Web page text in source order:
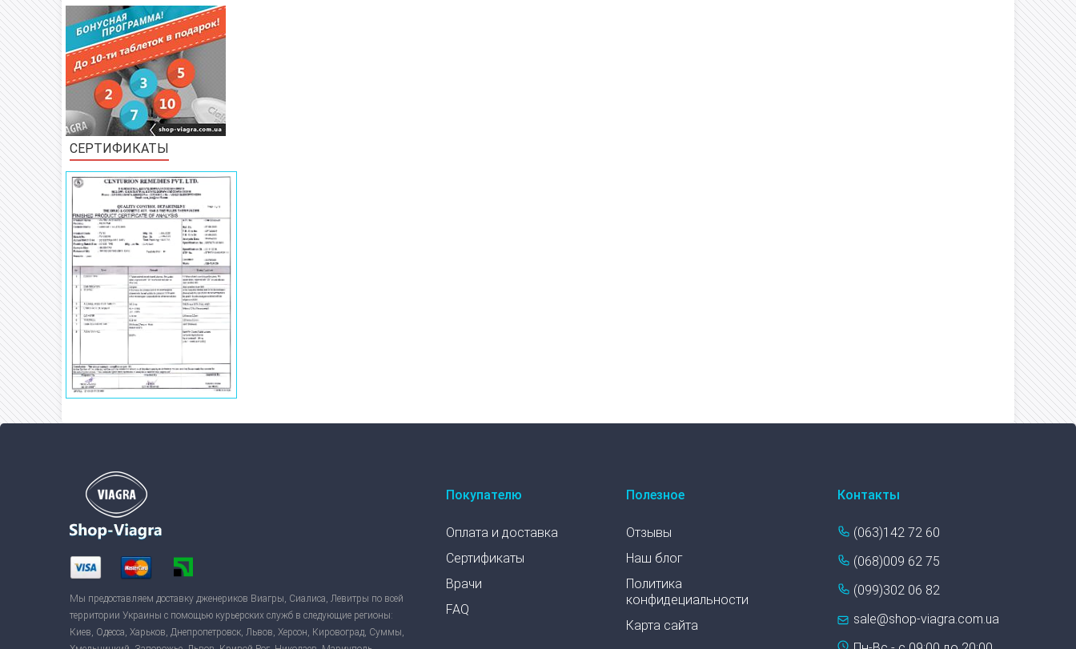
СЕРТИФИКАТЫ
Мы предоставляем доставку дженериков Виагры, Сиалиса, Левитры по всей
территории Украины с помощью курьерских служб в следующие регионы:
Киев, Одесса, Харьков, Днепропетровск, Львов, Херсон, Кировоград, Суммы,
Покупателю
Оплата и доставка
Сертификаты
Врачи
FAQ
Полезное
Отзывы
Наш блог
Политика
конфидециальности
Карта сайта
Контакты
(063)142 72 60
(068)009 62 75
(099)302 06 82
sale@shop-viagra.com.ua